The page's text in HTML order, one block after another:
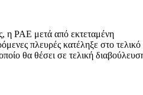
η ΡΑΕ μετά από εκτεταμένη
πλευρές κατέληξε στο τελικό
θα θέσει σε τελική